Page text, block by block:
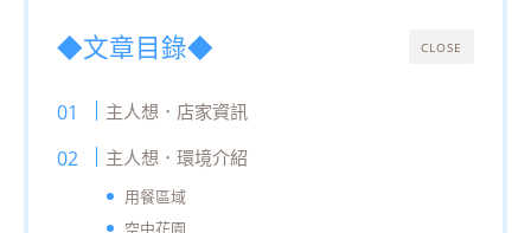
CLOSE
◆文章目錄◆
主人想．店家資訊
主人想．環境介紹
用餐區域
空中花園